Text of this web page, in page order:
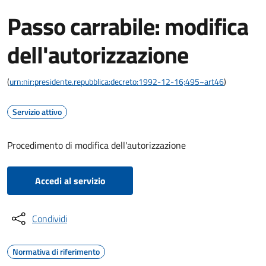
Passo carrabile: modifica
dell'autorizzazione
(urn:nir:presidente.repubblica:decreto:1992-12-16;495~art46)
Servizio attivo
Procedimento di modifica dell'autorizzazione
Accedi al servizio
Condividi
Normativa di riferimento